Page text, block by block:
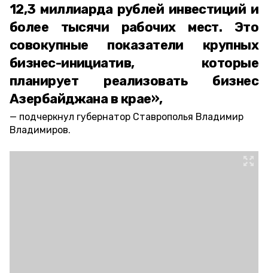
12,3 миллиарда рублей инвестиций и
более тысячи рабочих мест. Это
совокупные показатели крупных
бизнес-инициатив, которые
планирует реализовать бизнес
Азербайджана в крае»,
подчеркнул губернатор Ставрополья Владимир
Владимиров.